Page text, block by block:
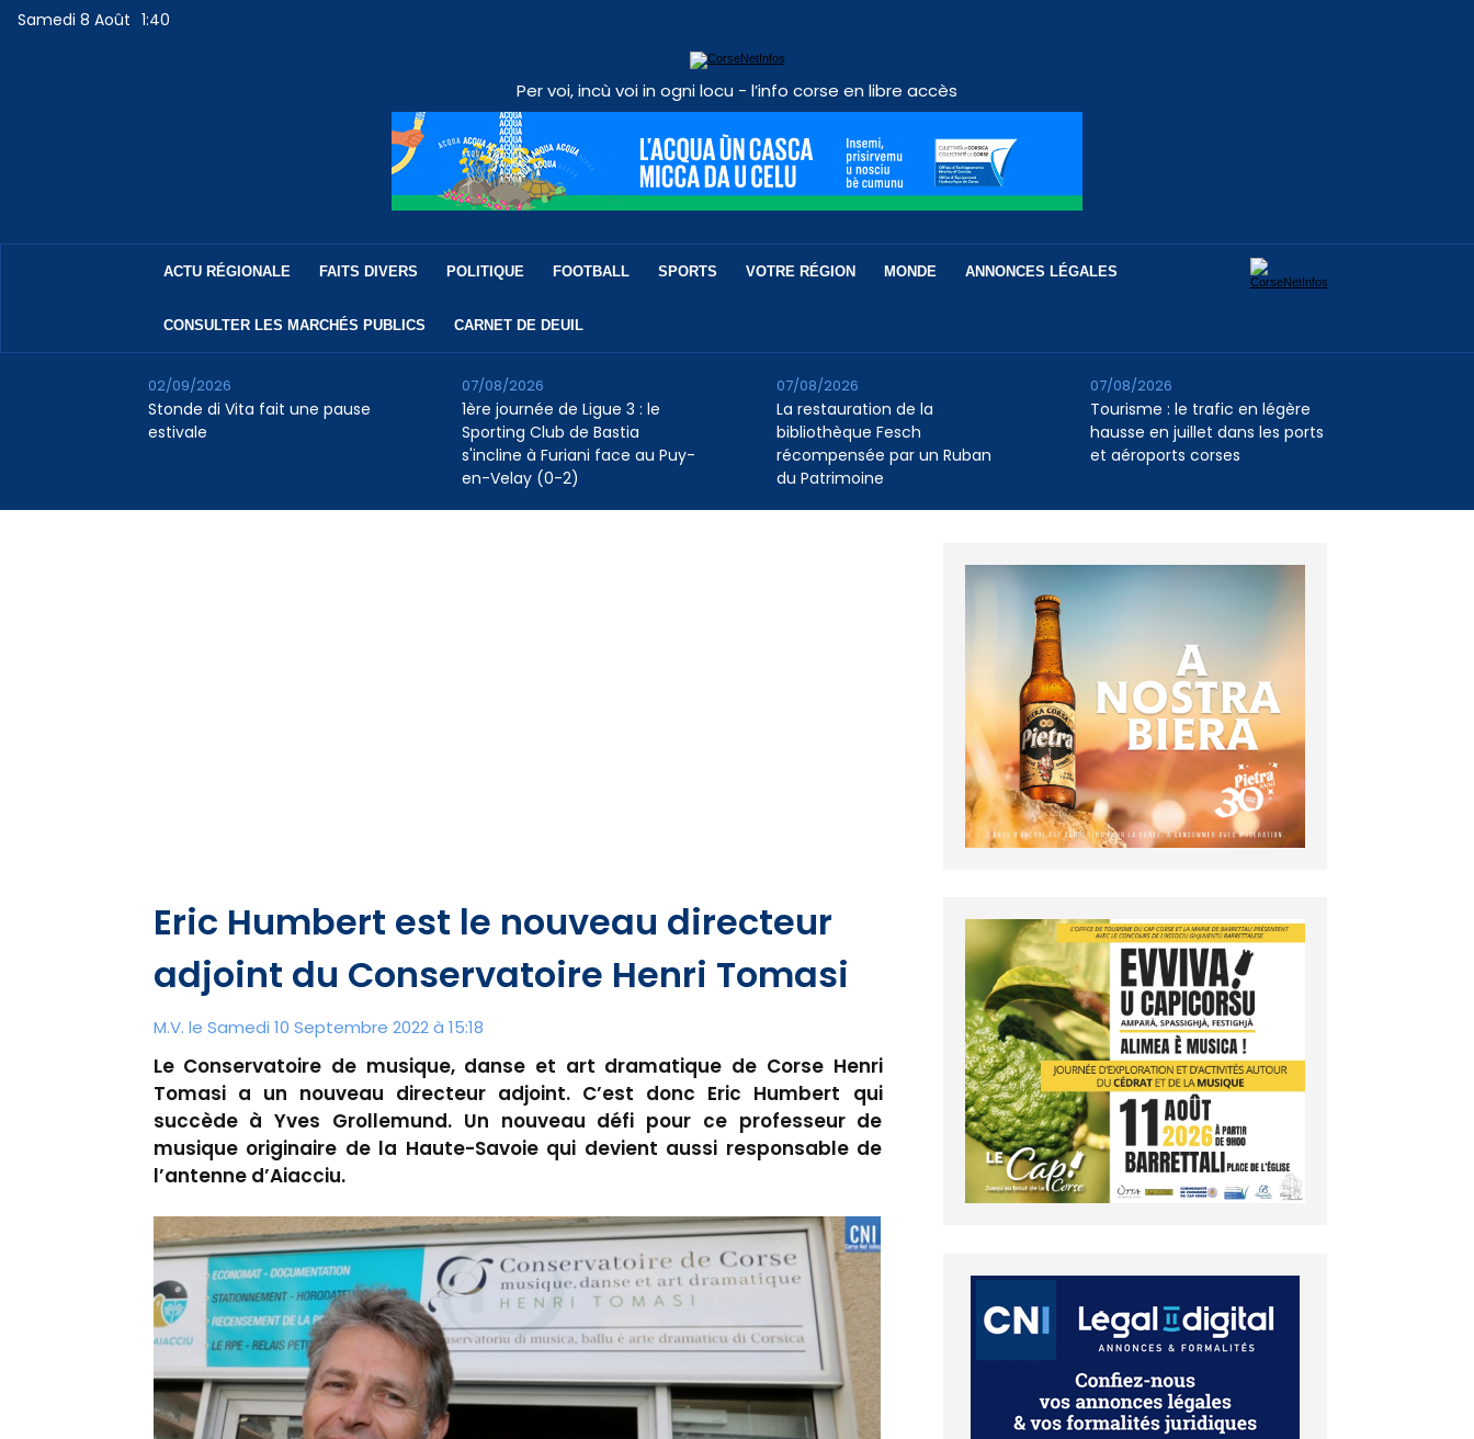
Samedi 8 Août 1:40
Per voi, incù voi in ogni locu - l’info corse en libre accès
ACTU RÉGIONALE FAITS DIVERS POLITIQUE FOOTBALL SPORTS VOTRE RÉGION MONDE ANNONCES LÉGALES
CONSULTER LES MARCHÉS PUBLICS CARNET DE DEUIL
Stonde di Vita fait une pause
estivale
02/09/2026
1ère journée de Ligue 3 : le
Sporting Club de Bastia
s'incline à Furiani face au Puy-
en-Velay (0-2)
07/08/2026
La restauration de la
bibliothèque Fesch
récompensée par un Ruban
du Patrimoine
07/08/2026
Tourisme : le trafic en légère
hausse en juillet dans les ports
et aéroports corses
07/08/2026
Eric Humbert est le nouveau directeur
adjoint du Conservatoire Henri Tomasi
M.V. le Samedi 10 Septembre 2022 à 15:18
Le Conservatoire de musique, danse et art dramatique de Corse Henri
Tomasi a un nouveau directeur adjoint. C’est donc Eric Humbert qui
succède à Yves Grollemund. Un nouveau défi pour ce professeur de
musique originaire de la Haute-Savoie qui devient aussi responsable de
l’antenne d’Aiacciu.